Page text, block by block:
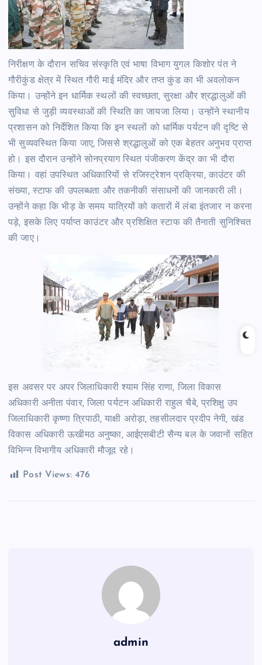
निरीक्षण के दौरान सचिव संस्कृति एवं भाषा विभाग युगल किशोर पंत ने
गौरीकुंड क्षेत्र में स्थित गौरी माई मंदिर और तप्त कुंड का भी अवलोकन
किया। उन्होंने इन धार्मिक स्थलों की स्वच्छता, सुरक्षा और श्रद्धालुओं की
सुविधा से जुड़ी व्यवस्थाओं की स्थिति का जायजा लिया। उन्होंने स्थानीय
प्रशासन को निर्देशित किया कि इन स्थलों को धार्मिक पर्यटन की दृष्टि से
भी सुव्यवस्थित किया जाए, जिससे श्रद्धालुओं को एक बेहतर अनुभव प्राप्त
हो। इस दौरान उन्होंने सोनप्रयाग स्थित पंजीकरण केंद्र का भी दौरा
किया। वहां उपस्थित अधिकारियों से रजिस्ट्रेशन प्रक्रिया, काउंटर की
संख्या, स्टाफ की उपलब्धता और तकनीकी संसाधनों की जानकारी ली।
उन्होंने कहा कि भीड़ के समय यात्रियों को कतारों में लंबा इंतजार न करना
पड़े, इसके लिए पर्याप्त काउंटर और प्रशिक्षित स्टाफ की तैनाती सुनिश्चित
की जाए।
इस अवसर पर अपर जिलाधिकारी श्याम सिंह राणा, जिला विकास
अधिकारी अनीता पंवार, जिला पर्यटन अधिकारी राहुल चैबे, प्रशिक्षु उप
जिलाधिकारी कृष्णा त्रिपाठी, याक्षी अरोड़ा, तहसीलदार प्रदीप नेगी, खंड
विकास अधिकारी ऊखीमठ अनुष्का, आईएसबीटी सैन्य बल के जवानों सहित
विभिन्न विभागीय अधिकारी मौजूद रहे।
Post Views: 476
admin